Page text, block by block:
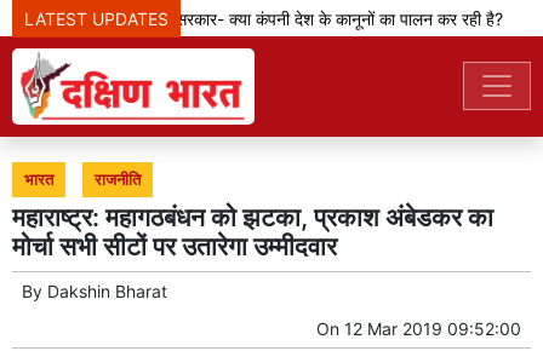
LATEST UPDATES
मेटा टीम से पूछ रही सरकार- क्या कंपनी देश के कानूनों का पालन कर रही है?
भारत राजनीति
महाराष्ट्र: महागठबंधन को झटका, प्रकाश अंबेडकर का
मोर्चा सभी सीटों पर उतारेगा उम्मीदवार
By Dakshin Bharat
On 12 Mar 2019 09:52:00